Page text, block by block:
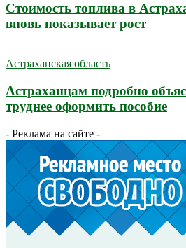
Стоимость топлива в
вновь показывает рост
Астраханская область
Астраханцам подробно
труднее оформить пособие
- Реклама на сайте -